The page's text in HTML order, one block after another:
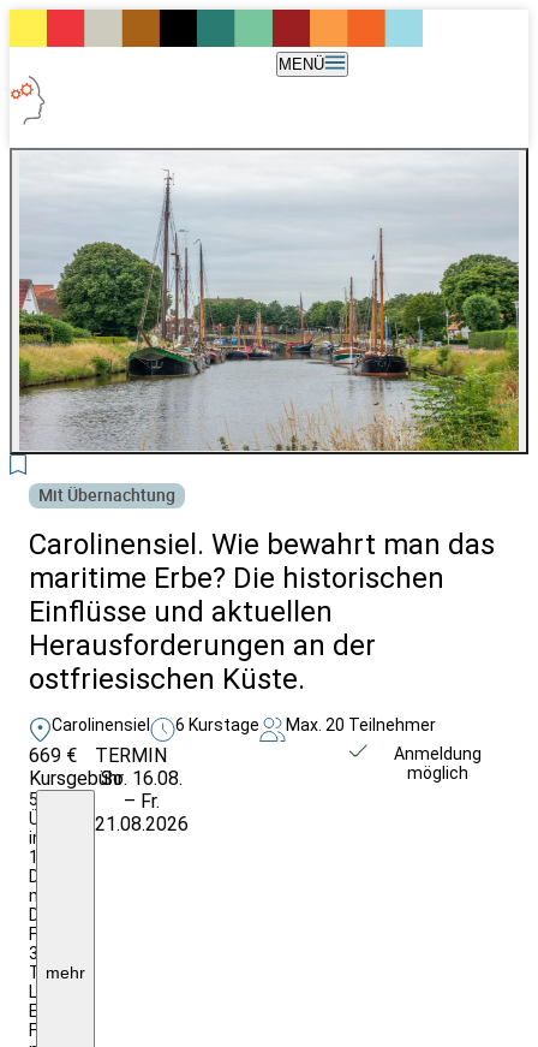
MENÜ
Mit Übernachtung
Carolinensiel. Wie bewahrt man das
maritime Erbe? Die historischen
Einflüsse und aktuellen
Herausforderungen an der
ostfriesischen Küste.
Carolinensiel 6 Kurstage Max. 20 Teilnehmer
669 €
Kursgebühr
5
Ü/F
im
1/2
DZ
mit
DU/WC;Studienleitung,
Fachführungen,
3
Tage
Leihfahrrad,
Eintritte,
Fahrt
mehr
TERMIN
So. 16.08.
– Fr.
21.08.2026
Anmeldung
möglich